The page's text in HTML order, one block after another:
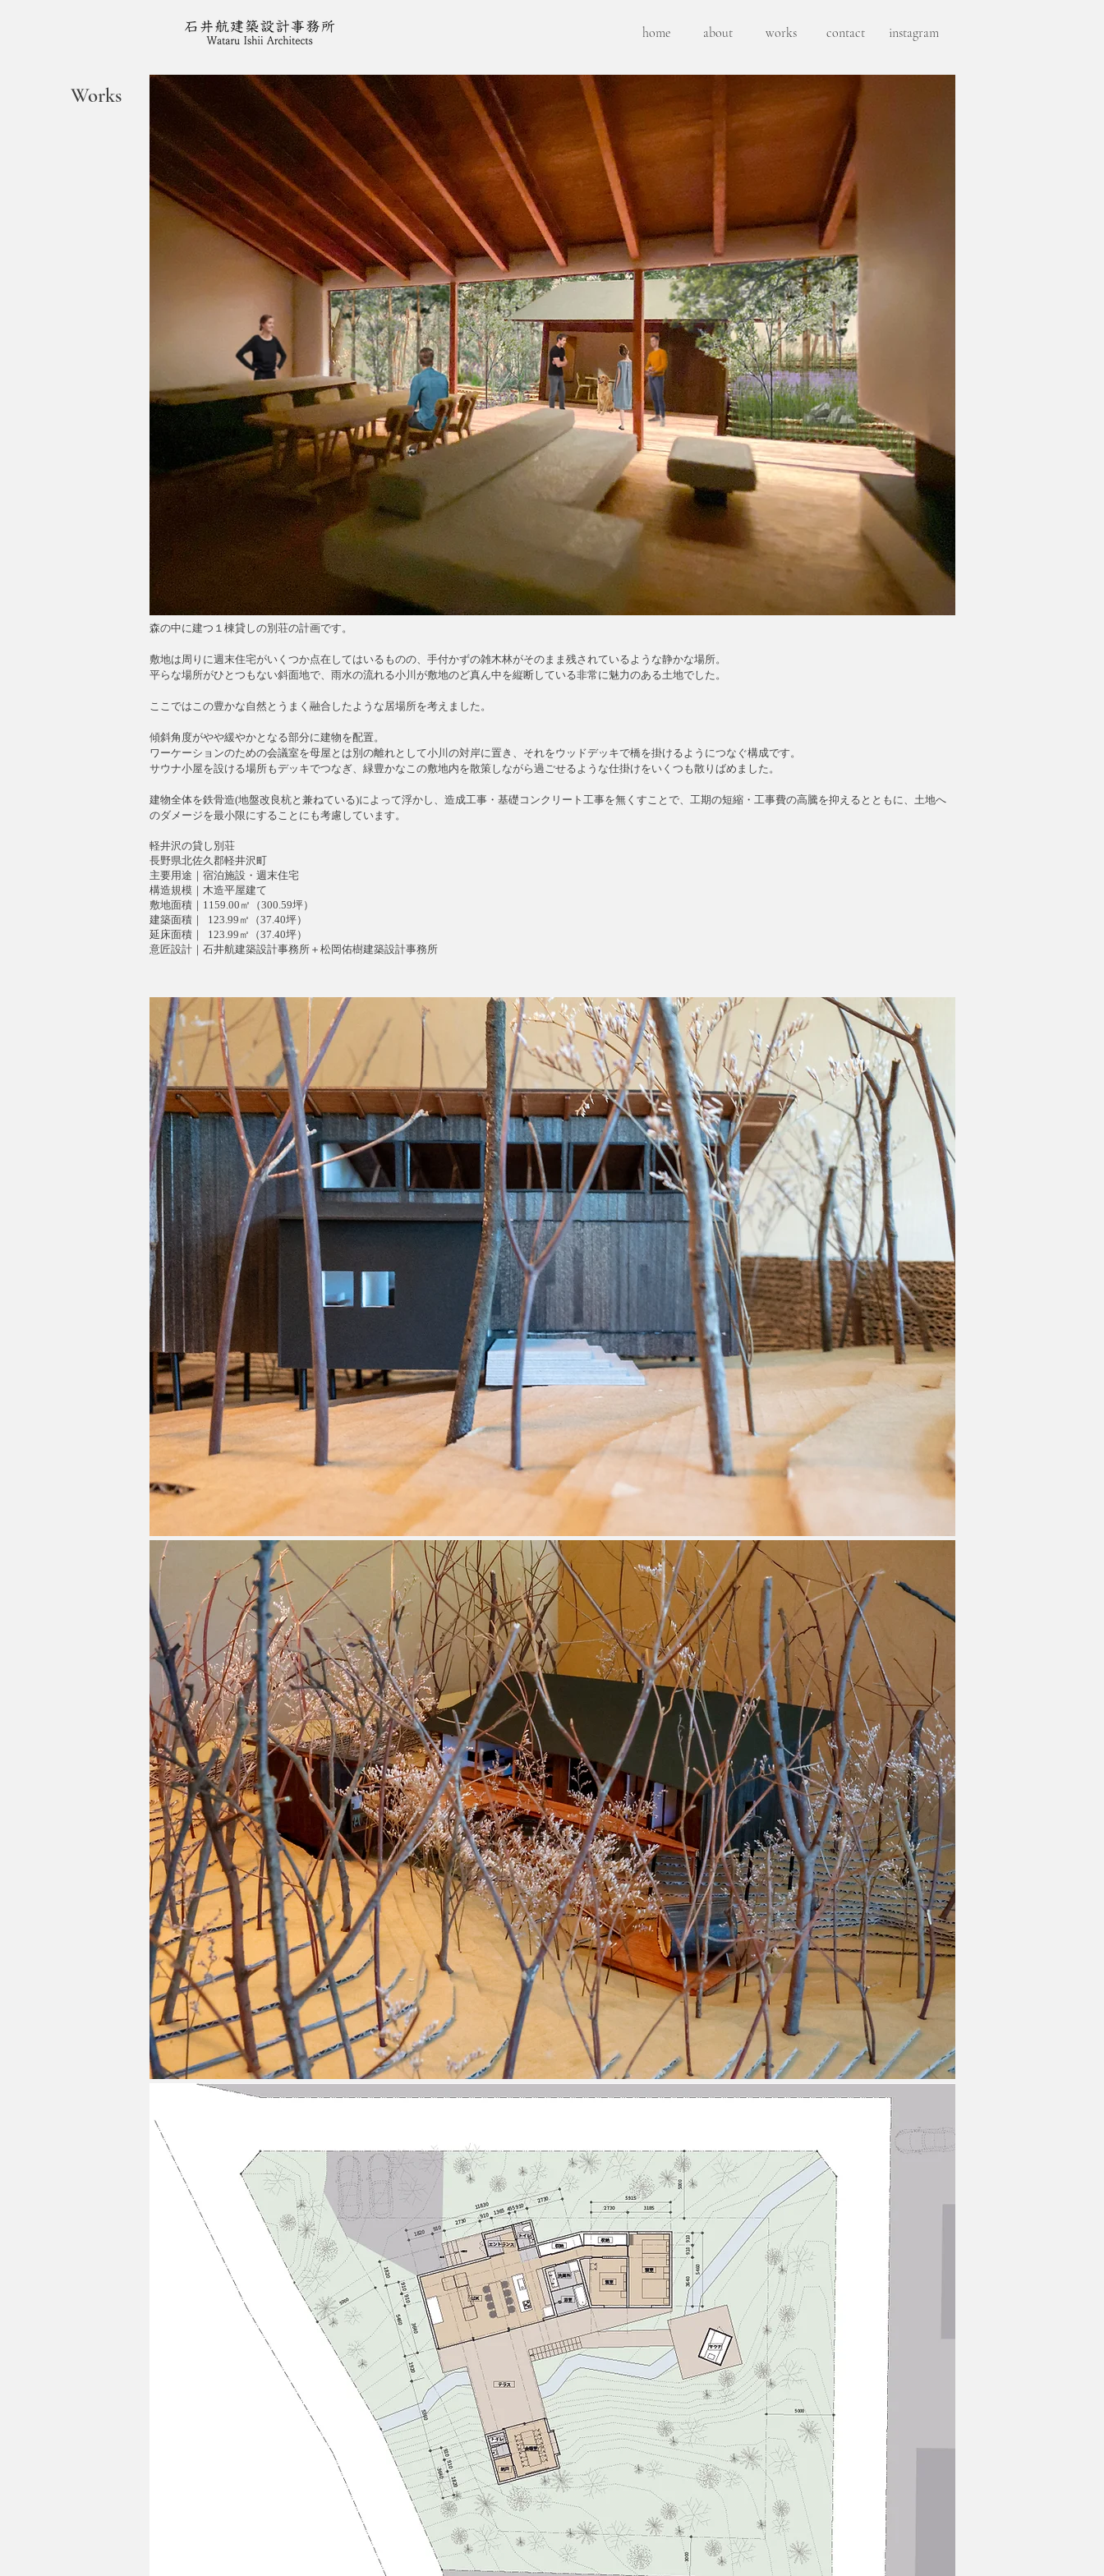
home about works contact instagram
Works
森の中に建つ１棟貸しの別荘の計画です。
敷地は周りに週末住宅がいくつか点在してはいるものの、手付かずの雑木林がそのまま残されているような静かな場所。
平らな場所がひとつもない斜面地で、雨水の流れる小川が敷地のど真ん中を縦断している非常に魅力のある土地でした。
ここではこの豊かな自然とうまく融合したような居場所を考えました。
傾斜角度がやや緩やかとなる部分に建物を配置。
ワーケーションのための会議室を母屋とは別の離れとして小川の対岸に置き、それをウッドデッキで橋を掛けるようにつなぐ構成です。
サウナ小屋を設ける場所もデッキでつなぎ、緑豊かなこの敷地内を散策しながら過ごせるような仕掛けをいくつも散りばめました。
建物全体を鉄骨造(地盤改良杭と兼ねている)によって浮かし、造成工事・基礎コンクリート工事を無くすことで、 工期の短縮・工事費の高騰を抑えるとともに、土地へ
のダメージを最小限にすることにも考慮しています。
軽井沢の貸し別荘
​長野県北佐久郡軽井沢町
主要用途｜宿泊施設・週末住宅
構造規模｜木造平屋建て
敷地面積｜1159.00㎡（300.59坪）
建築面積｜ 123.99㎡（37.40坪）
延床面積｜ 123.99㎡（37.40坪）
意匠設計｜石井航建築設計事務所＋松岡佑樹建築設計事務所